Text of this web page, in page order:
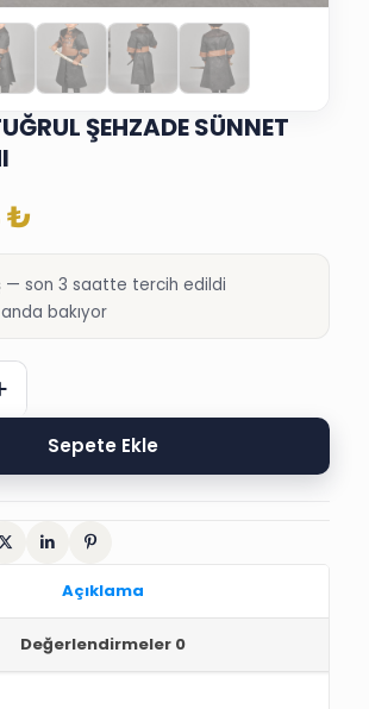
ŞEHZADE SÜNNET
₺
— son 3 saatte tercih edildi
bakıyor
Sepete Ekle
Açıklama
Değerlendirmeler 0